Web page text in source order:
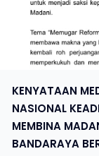
KENYATAAN
NASIONAL
MEMBINA
BANDARAYA